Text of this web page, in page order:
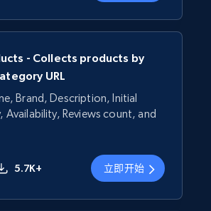
- Collects products by
URL
Brand, Description, Initial
Availability, Reviews count, and
5.7K+ 立即开始